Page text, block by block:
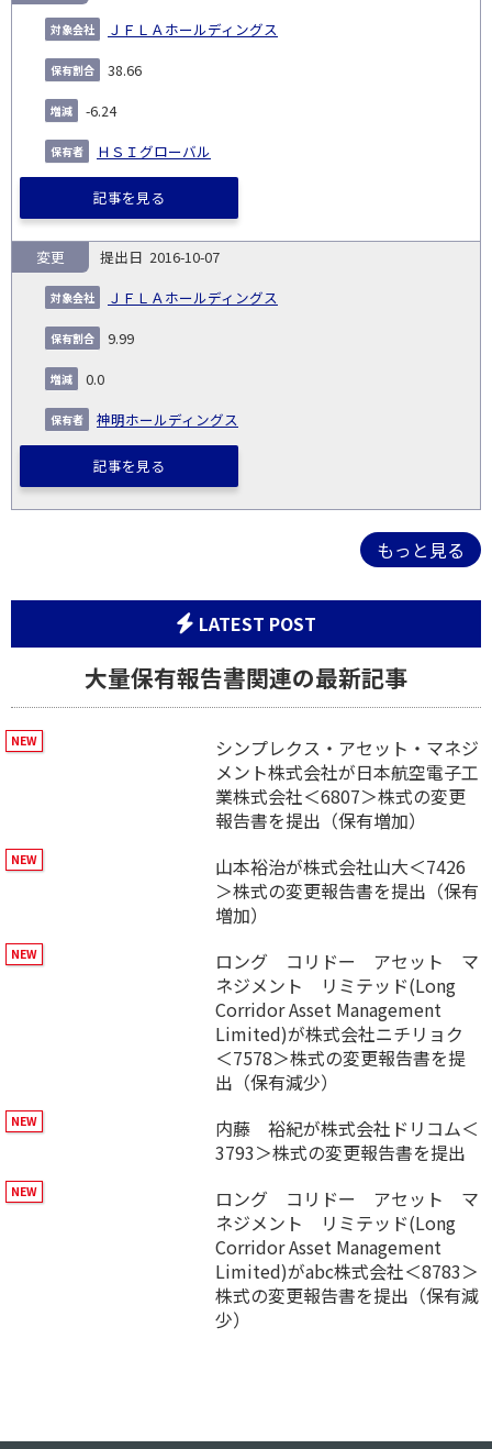
ＪＦＬＡホールディングス
38.66
-6.24
ＨＳＩグローバル
記事を見る
2016-10-07
ＪＦＬＡホールディングス
変更
9.99
0.0
神明ホールディングス
記事を見る
もっと見る
LATEST POST
大量保有報告書関連の最新記事
シンプレクス・アセット・マネジ
メント株式会社が日本航空電子工
業株式会社＜6807＞株式の変更
報告書を提出（保有増加）
山本裕治が株式会社山大＜7426
＞株式の変更報告書を提出（保有
増加）
ロング コリドー アセット マ
ネジメント リミテッド(Long
Corridor Asset Management
Limited)が株式会社ニチリョク
＜7578＞株式の変更報告書を提
出（保有減少）
内藤 裕紀が株式会社ドリコム＜
3793＞株式の変更報告書を提出
ロング コリドー アセット マ
ネジメント リミテッド(Long
Corridor Asset Management
Limited)がabc株式会社＜8783＞
株式の変更報告書を提出（保有減
少）